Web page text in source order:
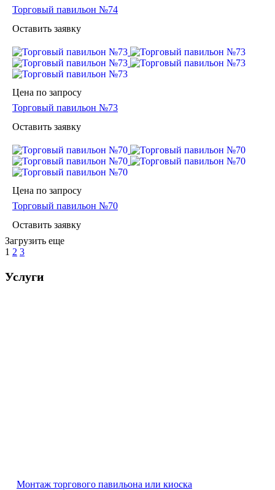
Торговый павильон №74
Оставить заявку
Цена по запросу
Торговый павильон №73
Оставить заявку
Цена по запросу
Торговый павильон №70
Оставить заявку
Загрузить еще
1 2 3
Услуги
Монтаж торгового павильона или киоска